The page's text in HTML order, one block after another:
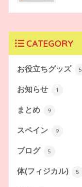
CATEGORY
お役立ちグッズ 5
お知らせ 1
まとめ 9
スペイン 9
ブログ 5
体(フィジカル) 5